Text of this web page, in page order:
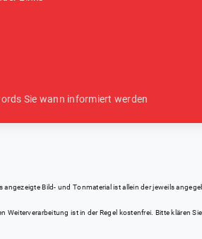
Sie wann informiert werden
Bild- und Tonmaterial ist allein der jeweils
ist in der Regel kostenfrei. Bitte klären